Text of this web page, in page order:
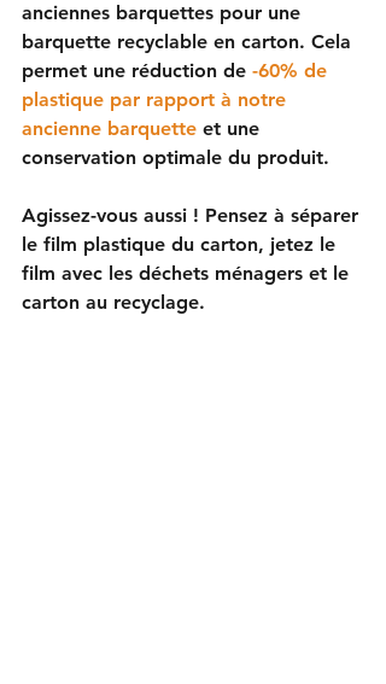
anciennes barquettes pour une
barquette recyclable en carton. Cela
permet une réduction de -60% de
plastique par rapport à notre
ancienne barquette et une
conservation optimale du produit.
Agissez-vous aussi ! Pensez à séparer
le film plastique du carton, jetez le
film avec les déchets ménagers et le
carton au recyclage.